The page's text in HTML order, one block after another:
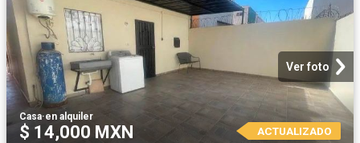
Ver foto
Casa·en alquiler
$ 14,000 MXN ACTUALIZADO